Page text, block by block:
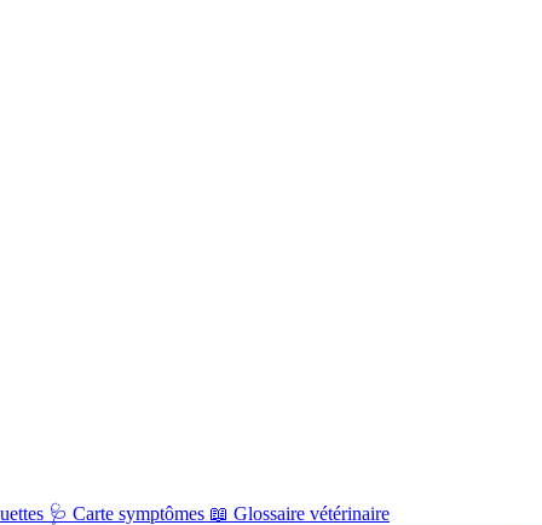
🩺 Carte symptômes 📖 Glossaire vétérinaire